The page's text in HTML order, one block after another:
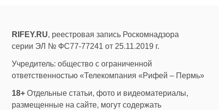
RIFEY.RU, реестровая запись Роскомнадзора
серии ЭЛ № ФС77-77241 от 25.11.2019 г.
Учредитель: общество с ограниченной
ответственностью «Телекомпания «Рифей – Пермь»
18+ Отдельные статьи, фото и видеоматериалы,
размещенные на сайте, могут содержать